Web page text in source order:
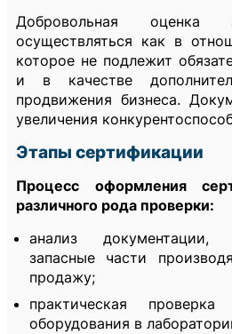
Добровольная оценка
осуществляться как в
которое не подлежит
и в качестве
продвижения бизнеса.
увеличения
Этапы сертификации
Процесс оформления
различного рода проверки:
анализ документации,
запасные части
продажу;
практическая
оборудования в